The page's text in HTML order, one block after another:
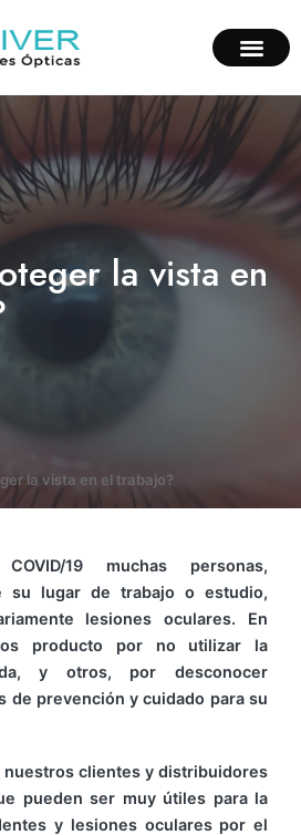
la vista en
la vista en el trabajo?
19 muchas personas,
su lugar de trabajo o estudio,
lesiones oculares. En
producto por no utilizar la
y otros, por desconocer
de prevención y cuidado para su
nuestros clientes y distribuidores
pueden ser muy útiles para la
y lesiones oculares por el